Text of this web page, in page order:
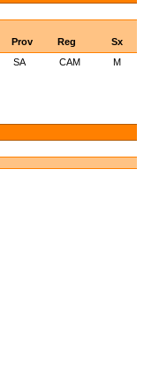
Prov Reg
Sx
SA CAM
M